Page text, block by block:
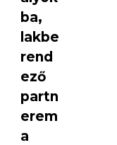
ba,
lakbe
rend
ező
partn
erem
a